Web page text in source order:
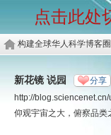
点击此处
构建全球华人科学博客圈
新花镜 说园 分享
http://
仰观宇宙之大，俯察品类